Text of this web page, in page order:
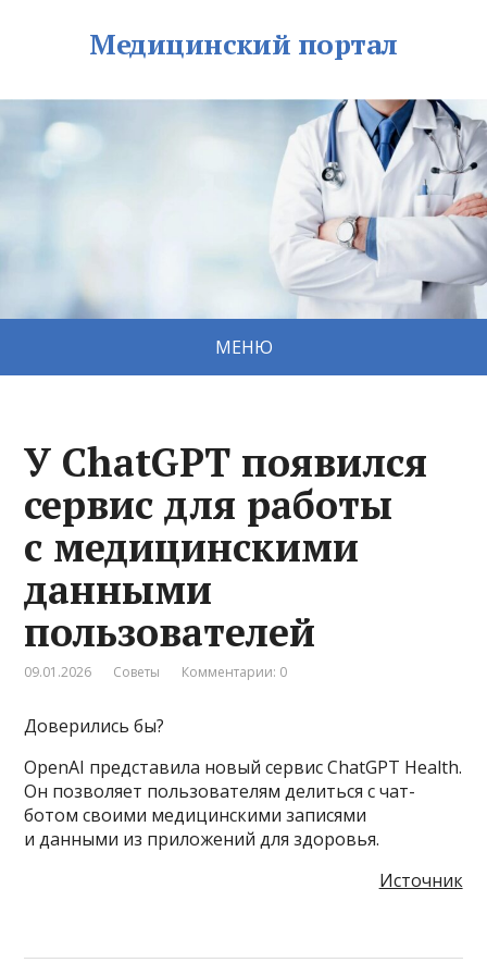
Медицинский портал
МЕНЮ
У ChatGPT появился
сервис для работы
с медицинскими
данными
пользователей
09.01.2026 Советы Комментарии: 0
Доверились бы?
OpenAI представила новый сервис ChatGPT Health.
Он позволяет пользователям делиться с чат-
ботом своими медицинскими записями
и данными из приложений для здоровья.
Источник